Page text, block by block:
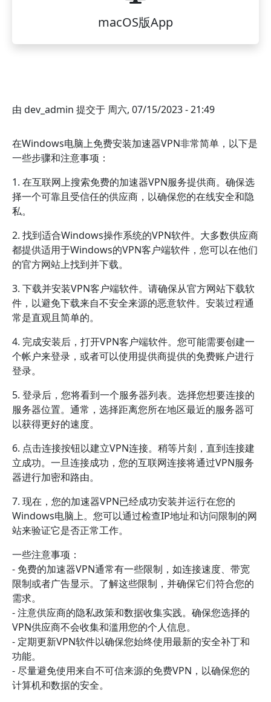
macOS版App
由 dev_admin 提交于 周六, 07/15/2023 - 21:49
在Windows电脑上免费安装加速器VPN非常简单，以下是
一些步骤和注意事项：
1. 在互联网上搜索免费的加速器VPN服务提供商。确保选
择一个可靠且受信任的供应商，以确保您的在线安全和隐
私。
2. 找到适合Windows操作系统的VPN软件。大多数供应商
都提供适用于Windows的VPN客户端软件，您可以在他们
的官方网站上找到并下载。
3. 下载并安装VPN客户端软件。请确保从官方网站下载软
件，以避免下载来自不安全来源的恶意软件。安装过程通
常是直观且简单的。
4. 完成安装后，打开VPN客户端软件。您可能需要创建一
个帐户来登录，或者可以使用提供商提供的免费账户进行
登录。
5. 登录后，您将看到一个服务器列表。选择您想要连接的
服务器位置。通常，选择距离您所在地区最近的服务器可
以获得更好的速度。
6. 点击连接按钮以建立VPN连接。稍等片刻，直到连接建
立成功。一旦连接成功，您的互联网连接将通过VPN服务
器进行加密和路由。
7. 现在，您的加速器VPN已经成功安装并运行在您的
Windows电脑上。您可以通过检查IP地址和访问限制的网
站来验证它是否正常工作。
一些注意事项：
- 免费的加速器VPN通常有一些限制，如连接速度、带宽
限制或者广告显示。了解这些限制，并确保它们符合您的
需求。
- 注意供应商的隐私政策和数据收集实践。确保您选择的
VPN供应商不会收集和滥用您的个人信息。
- 定期更新VPN软件以确保您始终使用最新的安全补丁和
功能。
- 尽量避免使用来自不可信来源的免费VPN，以确保您的
计算机和数据的安全。